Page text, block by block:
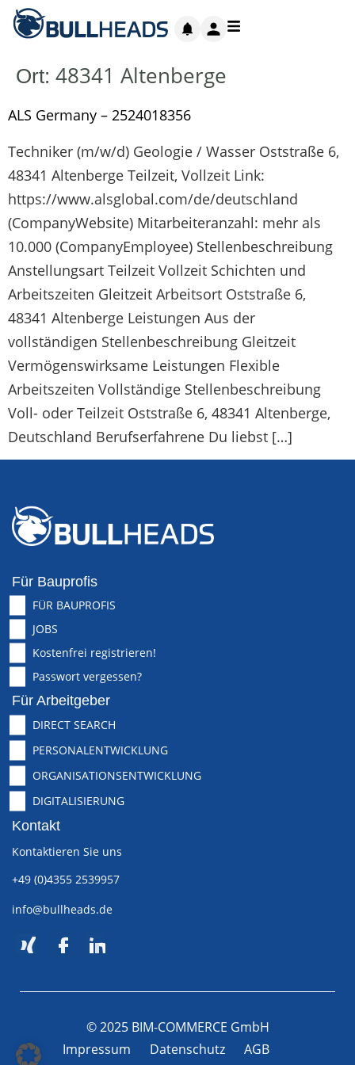
Ort: 48341 Altenberge
ALS Germany – 2524018356
Techniker (m/w/d) Geologie / Wasser Oststraße 6,
48341 Altenberge Teilzeit, Vollzeit Link:
https://www.alsglobal.com/de/deutschland
(CompanyWebsite) Mitarbeiteranzahl: mehr als
10.000 (CompanyEmployee) Stellenbeschreibung
Anstellungsart Teilzeit Vollzeit Schichten und
Arbeitszeiten Gleitzeit Arbeitsort Oststraße 6,
48341 Altenberge Leistungen Aus der
vollständigen Stellenbeschreibung Gleitzeit
Vermögenswirksame Leistungen Flexible
Arbeitszeiten Vollständige Stellenbeschreibung
Voll- oder Teilzeit Oststraße 6, 48341 Altenberge,
Deutschland Berufserfahrene Du liebst […]
Für Bauprofis
FÜR BAUPROFIS
JOBS
Kostenfrei registrieren!
Passwort vergessen?
Für Arbeitgeber
DIRECT SEARCH
PERSONALENTWICKLUNG
ORGANISATIONSENTWICKLUNG
DIGITALISIERUNG
Kontakt
Kontaktieren Sie uns
+49 (0)4355 2539957
info@bullheads.de
© 2025 BIM-COMMERCE GmbH
Impressum
Datenschutz AGB